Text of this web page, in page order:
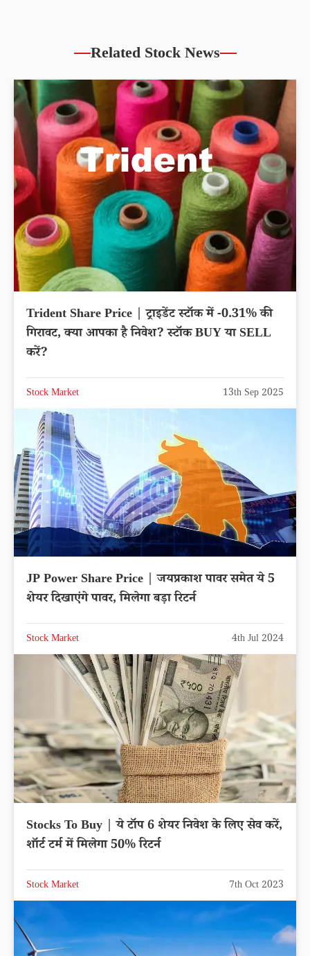
Related Stock News
Trident Share Price | ट्राइडेंट स्टॉक में -0.31% की
गिरावट, क्या आपका है निवेश? स्टॉक BUY या SELL
करें?
Stock Market 13th Sep 2025
JP Power Share Price | जयप्रकाश पावर समेत ये 5
शेयर दिखाएंगे पावर, मिलेगा बड़ा रिटर्न
Stock Market 4th Jul 2024
Stocks To Buy | ये टॉप 6 शेयर निवेश के लिए सेव करें,
शॉर्ट टर्म में मिलेगा 50% रिटर्न
Stock Market 7th Oct 2023